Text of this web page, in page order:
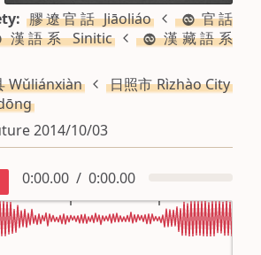
膠遼官話 Jiāoliáo
官話
漢語系 Sinitic
漢藏語系
Wǔliánxiàn
日照市 Rìzhào City
2014/10/03
0:00.00 / 0:00.00